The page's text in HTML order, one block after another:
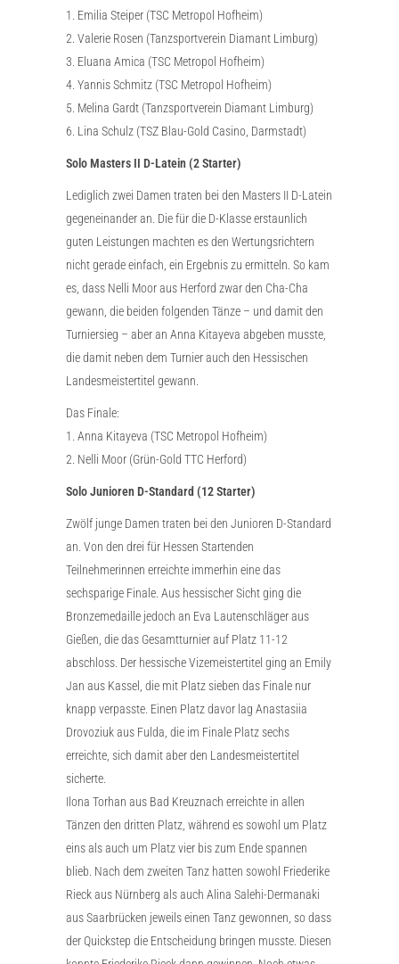
1. Emilia Steiper (TSC Metropol Hofheim)
2. Valerie Rosen (Tanzsportverein Diamant Limburg)
3. Eluana Amica (TSC Metropol Hofheim)
4. Yannis Schmitz (TSC Metropol Hofheim)
5. Melina Gardt (Tanzsportverein Diamant Limburg)
6. Lina Schulz (TSZ Blau-Gold Casino, Darmstadt)
Solo Masters II D-Latein (2 Starter)
Lediglich zwei Damen traten bei den Masters II D-Latein
gegeneinander an. Die für die D-Klasse erstaunlich
guten Leistungen machten es den Wertungsrichtern
nicht gerade einfach, ein Ergebnis zu ermitteln. So kam
es, dass Nelli Moor aus Herford zwar den Cha-Cha
gewann, die beiden folgenden Tänze – und damit den
Turniersieg – aber an Anna Kitayeva abgeben musste,
die damit neben dem Turnier auch den Hessischen
Landesmeistertitel gewann.
Das Finale:
1. Anna Kitayeva (TSC Metropol Hofheim)
2. Nelli Moor (Grün-Gold TTC Herford)
Solo Junioren D-Standard (12 Starter)
Zwölf junge Damen traten bei den Junioren D-Standard
an. Von den drei für Hessen Startenden
Teilnehmerinnen erreichte immerhin eine das
sechsparige Finale. Aus hessischer Sicht ging die
Bronzemedaille jedoch an Eva Lautenschläger aus
Gießen, die das Gesamtturnier auf Platz 11-12
abschloss. Der hessische Vizemeistertitel ging an Emily
Jan aus Kassel, die mit Platz sieben das Finale nur
knapp verpasste. Einen Platz davor lag Anastasiia
Drovoziuk aus Fulda, die im Finale Platz sechs
erreichte, sich damit aber den Landesmeistertitel
sicherte.
Ilona Torhan aus Bad Kreuznach erreichte in allen
Tänzen den dritten Platz, während es sowohl um Platz
eins als auch um Platz vier bis zum Ende spannen
blieb. Nach dem zweiten Tanz hatten sowohl Friederike
Rieck aus Nürnberg als auch Alina Salehi-Dermanaki
aus Saarbrücken jeweils einen Tanz gewonnen, so dass
der Quickstep die Entscheidung bringen musste. Diesen